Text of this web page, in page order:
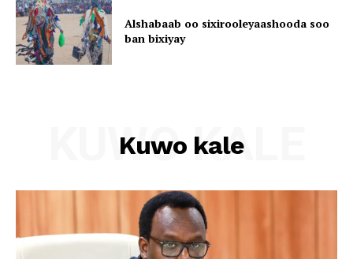
Alshabaab oo sixirooleyaashooda soo
ban bixiyay
Kuwo kale
KUWO KALE